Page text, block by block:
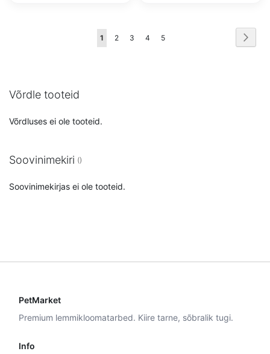
Leht
Loed
1 Leht
2 Leht
3 Leht
4 Leht
5
Võrdle tooteid
Võrdluses ei ole tooteid.
Soovinimekiri
Soovinimekirjas ei ole tooteid.
PetMarket
Premium lemmikloomatarbed. Kiire tarne, sõbralik tugi.
Info